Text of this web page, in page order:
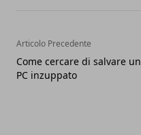
Articolo Precedente
Come cercare di salvare un
PC inzuppato